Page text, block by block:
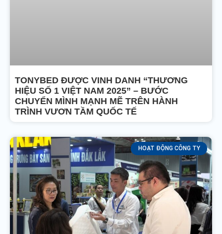
TONYBED ĐƯỢC VINH DANH “THƯƠNG
HIỆU SỐ 1 VIỆT NAM 2025” – BƯỚC
CHUYỂN MÌNH MẠNH MẼ TRÊN HÀNH
TRÌNH VƯƠN TẦM QUỐC TẾ
HOẠT ĐỘNG CÔNG TY